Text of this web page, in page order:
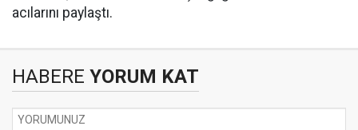
acılarını paylaştı.
HABERE YORUM KAT